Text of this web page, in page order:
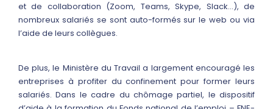
et de collaboration (Zoom, Teams, Skype, Slack…), de
nombreux salariés se sont auto-formés sur le web ou via
l’aide de leurs collègues.
De plus, le Ministère du Travail a largement encouragé les
entreprises à profiter du confinement pour former leurs
salariés. Dans le cadre du chômage partiel, le dispositif